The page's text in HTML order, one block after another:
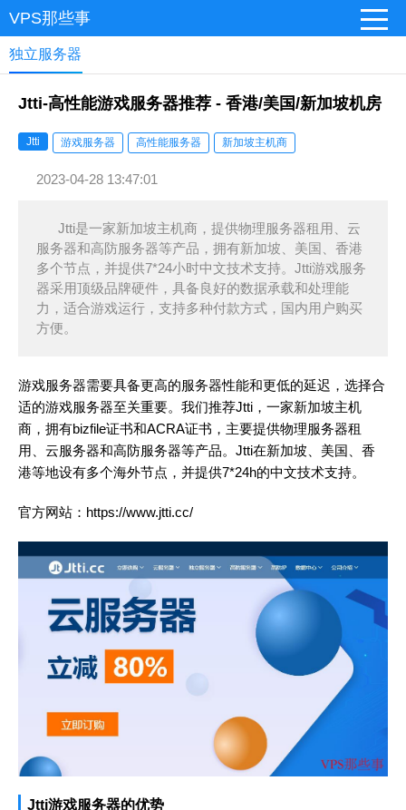
VPS那些事
独立服务器
Jtti-高性能游戏服务器推荐 - 香港/美国/新加坡机房
Jtti 游戏服务器 高性能服务器 新加坡主机商
2023-04-28 13:47:01
Jtti是一家新加坡主机商，提供物理服务器租用、云
服务器和高防服务器等产品，拥有新加坡、美国、香港
多个节点，并提供7*24小时中文技术支持。Jtti游戏服务
器采用顶级品牌硬件，具备良好的数据承载和处理能
力，适合游戏运行，支持多种付款方式，国内用户购买
方便。
游戏服务器需要具备更高的服务器性能和更低的延迟，选择合
适的游戏服务器至关重要。我们推荐Jtti，一家新加坡主机
商，拥有bizfile证书和ACRA证书，主要提供物理服务器租
用、云服务器和高防服务器等产品。Jtti在新加坡、美国、香
港等地设有多个海外节点，并提供7*24h的中文技术支持。
官方网站： https://www.jtti.cc/
Jtti游戏服务器的优势